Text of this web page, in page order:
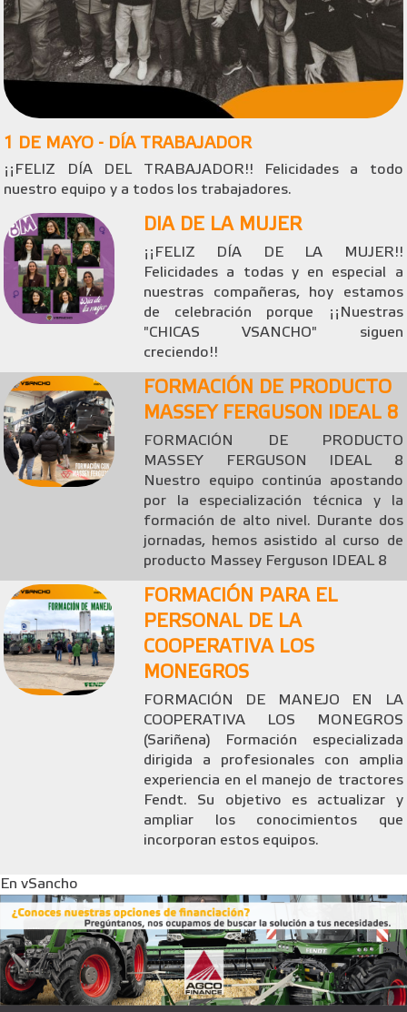
1 DE MAYO - DÍA TRABAJADOR
¡¡FELIZ DÍA DEL TRABAJADOR!! Felicidades a todo
nuestro equipo y a todos los trabajadores.
DIA DE LA MUJER
¡¡FELIZ DÍA DE LA MUJER!!
Felicidades a todas y en especial a
nuestras compañeras, hoy estamos
de celebración porque ¡¡Nuestras
"CHICAS VSANCHO" siguen
creciendo!!
FORMACIÓN DE PRODUCTO
MASSEY FERGUSON IDEAL 8
FORMACIÓN DE PRODUCTO
MASSEY FERGUSON IDEAL 8
Nuestro equipo continúa apostando
por la especialización técnica y la
formación de alto nivel. Durante dos
jornadas, hemos asistido al curso de
producto Massey Ferguson IDEAL 8
FORMACIÓN PARA EL
PERSONAL DE LA
COOPERATIVA LOS
MONEGROS
FORMACIÓN DE MANEJO EN LA
COOPERATIVA LOS MONEGROS
(Sariñena) Formación especializada
dirigida a profesionales con amplia
experiencia en el manejo de tractores
Fendt. Su objetivo es actualizar y
ampliar los conocimientos que
incorporan estos equipos.
En vSancho